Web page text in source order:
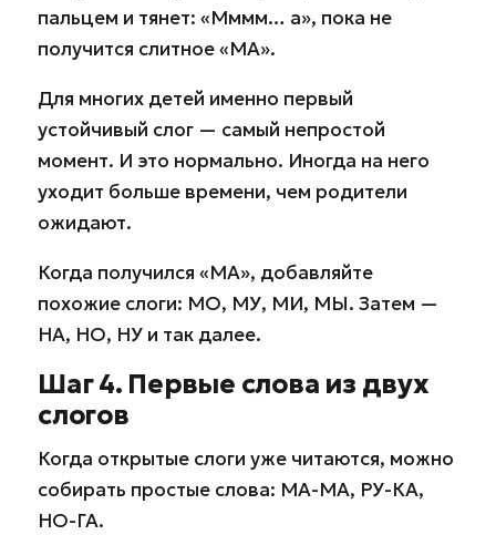
пальцем и тянет: «Мммм… а», пока не
получится слитное «МА».
Для многих детей именно первый
устойчивый слог — самый непростой
момент. И это нормально. Иногда на него
уходит больше времени, чем родители
ожидают.
Когда получился «МА», добавляйте
похожие слоги: МО, МУ, МИ, МЫ. Затем —
НА, НО, НУ и так далее.
Шаг 4. Первые слова из двух
слогов
Когда открытые слоги уже читаются, можно
собирать простые слова: МА-МА, РУ-КА,
НО-ГА.